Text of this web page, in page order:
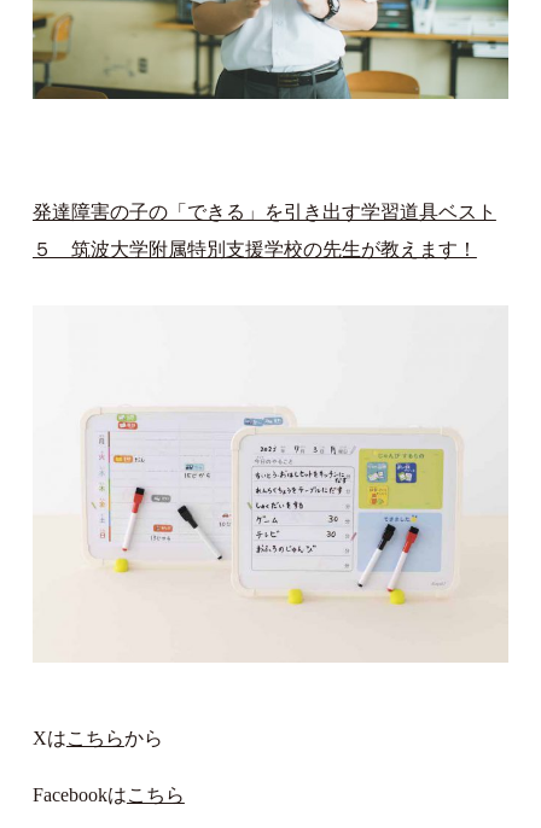
発達障害の子の「できる」を引き出す学習道具ベスト
５ 筑波大学附属特別支援学校の先生が教えます！
Xはこちらから
Facebookはこちら